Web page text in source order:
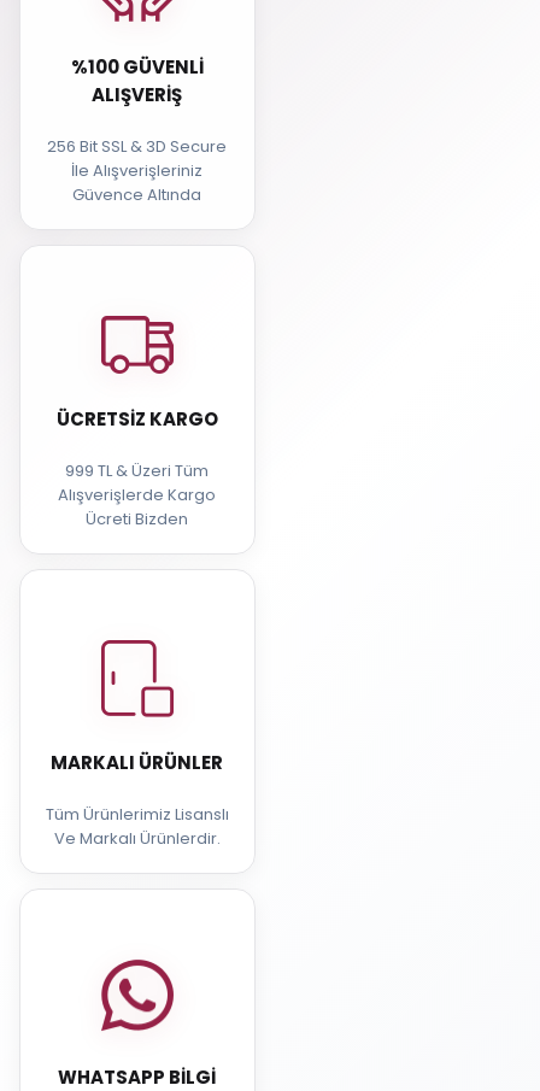
%100 GÜVENLI
ALIŞVERIŞ
256 Bit SSL & 3D Secure
İle Alışverişleriniz
Güvence Altında
ÜCRETSIZ KARGO
999 TL & Üzeri Tüm
Alışverişlerde Kargo
Ücreti Bizden
MARKALI ÜRÜNLER
Tüm Ürünlerimiz Lisanslı
Ve Markalı Ürünlerdir.
WHATSAPP BILGI